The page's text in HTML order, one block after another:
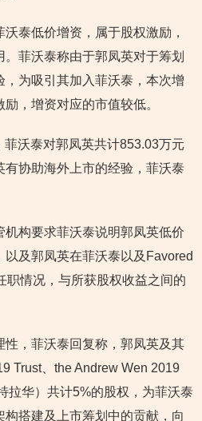
泰低价增资，属于股权激励，
菲沃泰称由于郭凤英对于筹划
为吸引其加入菲沃泰，本次增
，增资对应的市值较低。
沃泰对郭凤英共计853.03万元
有协助海外上市的经验，菲沃泰
构要求菲沃泰说明郭凤英低价
以及郭凤英在菲沃泰以及Favored
职情况，与所获股权收益之间的
，菲沃泰回复称，郭凤英及其
Trust、the Andrew Wen 2019
拉华）共计5%的股权，为菲沃泰
搭建及上市筹划中的贡献，向